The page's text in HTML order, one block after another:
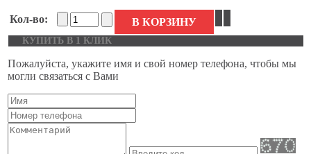
Кол-во: В КОРЗИНУ
КУПИТЬ В 1 КЛИК
Пожалуйста, укажите имя и свой номер телефона, чтобы мы
могли связаться с Вами